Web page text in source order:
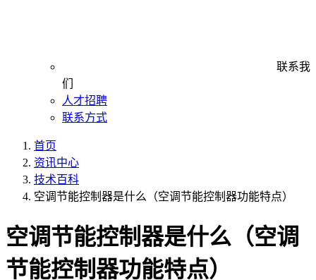
联系我
们
人才招聘
联系方式
首页
资讯中心
技术百科
空调节能控制器是什么（空调节能控制器功能特点）
空调节能控制器是什么（空调
节能控制器功能特点）